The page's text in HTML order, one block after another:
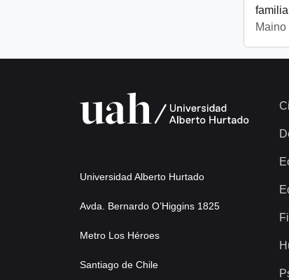
Universidad Alberto Hurtado
Avda. Bernardo O’Higgins 1825
Metro Los Héroes
Santiago de Chile